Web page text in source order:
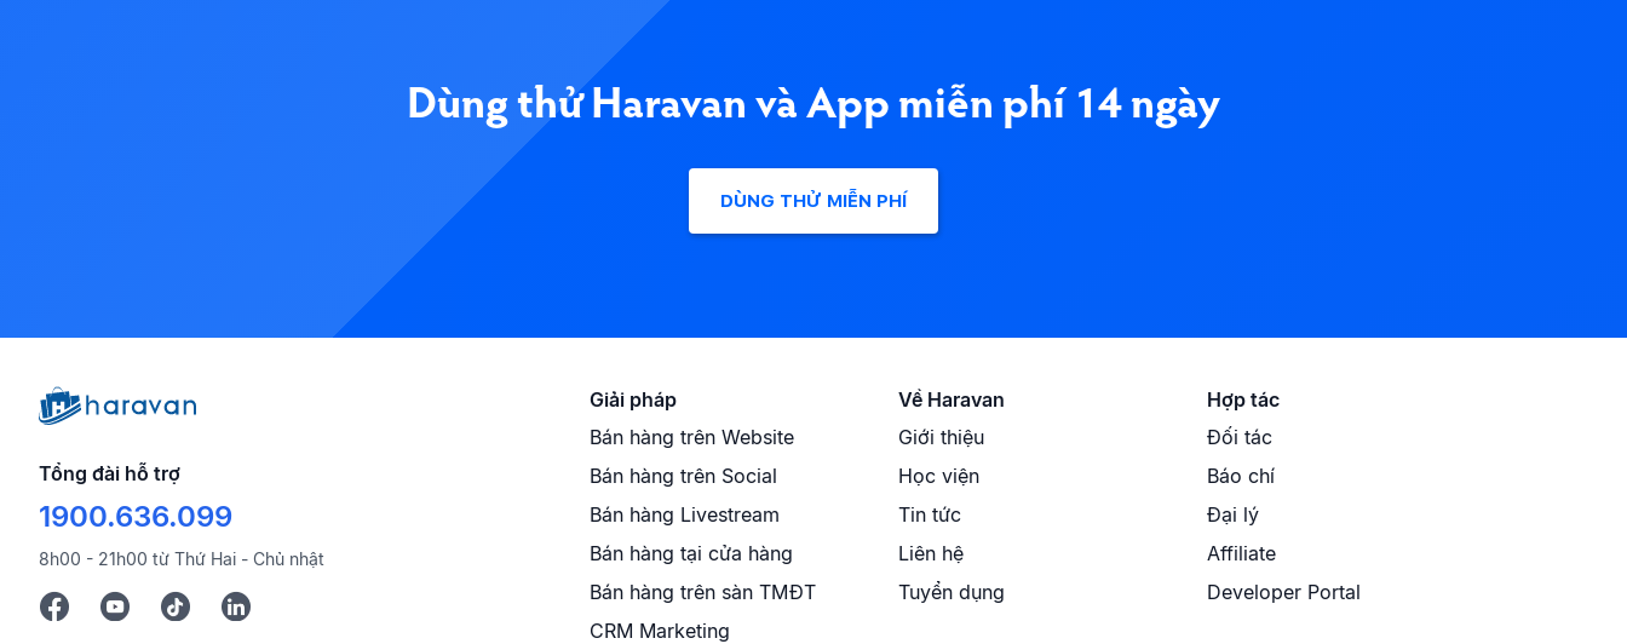
Dùng thử Haravan và App miễn phí 14 ngày
DÙNG THỬ MIỄN PHÍ
Tổng đài hỗ trợ
1900.636.099
8h00 - 21h00 từ Thứ Hai - Chủ nhật
Giải pháp
Bán hàng trên Website
Bán hàng trên Social
Bán hàng Livestream
Bán hàng tại cửa hàng
Bán hàng trên sàn TMĐT
CRM Marketing
Về Haravan
Giới thiệu
Học viện
Tin tức
Liên hệ
Tuyển dụng
Hợp tác
Đối tác
Báo chí
Đại lý
Affiliate
Developer Portal